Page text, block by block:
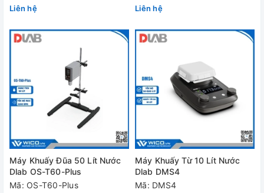
Liên hệ Liên hệ
Máy Khuấy Đũa 50 Lít Nước
Dlab OS-T60-Plus
Mã: OS-T60-Plus
Máy Khuấy Từ 10 Lít Nước
Dlab DMS4
Mã: DMS4